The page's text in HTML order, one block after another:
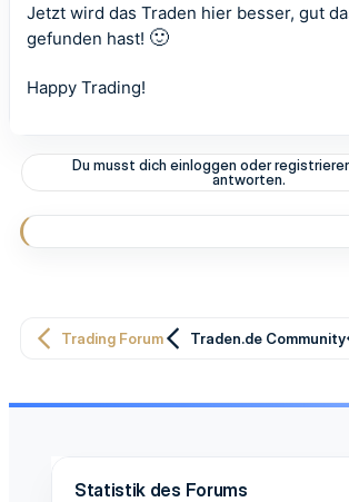
Jetzt wird das Traden hier besser, gut
gefunden hast! 🙂
Happy Trading!
Du musst dich einloggen oder
antworten.
Trading Forum Traden.de Community
Statistik des Forums